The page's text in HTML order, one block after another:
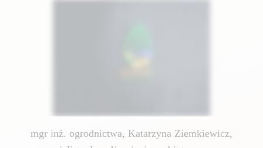
mgr inż. ogrodnictwa, Katarzyna Ziemkiewicz,